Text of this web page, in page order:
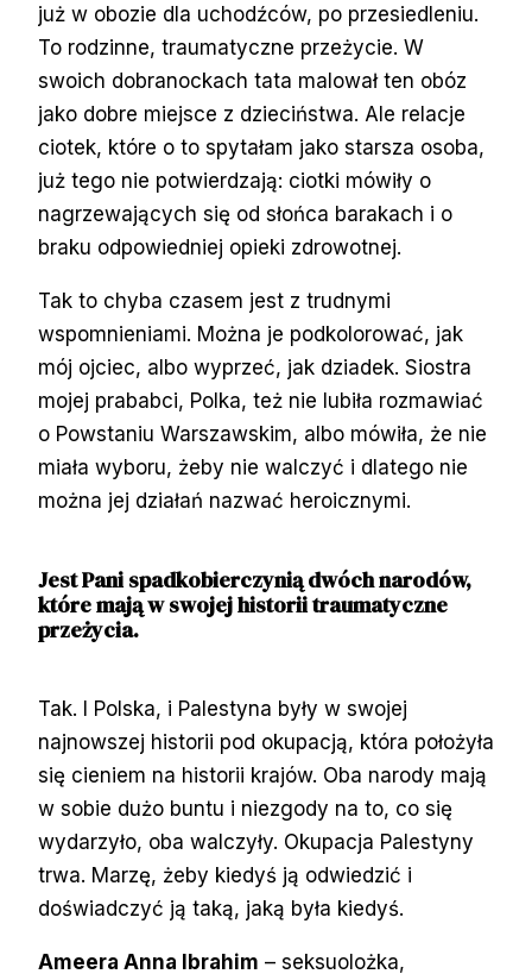
już w obozie dla uchodźców, po przesiedleniu.
To rodzinne, traumatyczne przeżycie. W
swoich dobranockach tata malował ten obóz
jako dobre miejsce z dzieciństwa. Ale relacje
ciotek, które o to spytałam jako starsza osoba,
już tego nie potwierdzają: ciotki mówiły o
nagrzewających się od słońca barakach i o
braku odpowiedniej opieki zdrowotnej.
Tak to chyba czasem jest z trudnymi
wspomnieniami. Można je podkolorować, jak
mój ojciec, albo wyprzeć, jak dziadek. Siostra
mojej prababci, Polka, też nie lubiła rozmawiać
o Powstaniu Warszawskim, albo mówiła, że nie
miała wyboru, żeby nie walczyć i dlatego nie
można jej działań nazwać heroicznymi.
Jest Pani spadkobierczynią dwóch narodów,
które mają w swojej historii traumatyczne
przeżycia.
Tak. I Polska, i Palestyna były w swojej
najnowszej historii pod okupacją, która położyła
się cieniem na historii krajów. Oba narody mają
w sobie dużo buntu i niezgody na to, co się
wydarzyło, oba walczyły. Okupacja Palestyny
trwa. Marzę, żeby kiedyś ją odwiedzić i
doświadczyć ją taką, jaką była kiedyś.
Ameera Anna Ibrahim – seksuolożka,